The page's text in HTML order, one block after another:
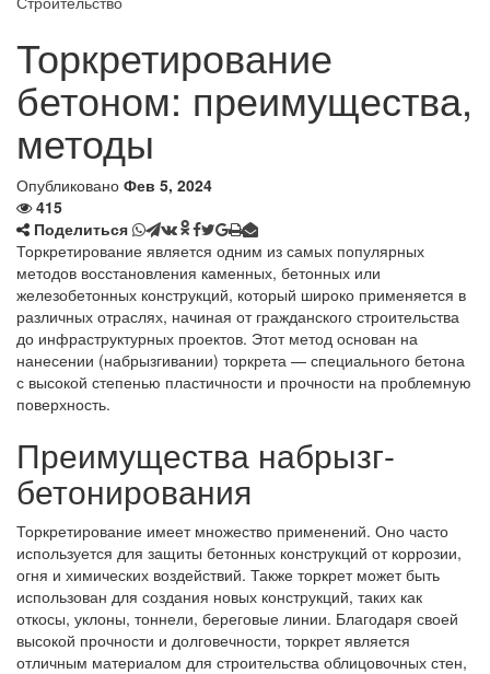
Торкретирование
бетоном: преимущества,
методы
Опубликовано Фев 5, 2024
415
Поделиться
Торкретирование является одним из самых популярных
методов восстановления каменных, бетонных или
железобетонных конструкций, который широко применяется в
различных отраслях, начиная от гражданского строительства
до инфраструктурных проектов. Этот метод основан на
нанесении (набрызгивании) торкрета — специального бетона
с высокой степенью пластичности и прочности на проблемную
поверхность.
Преимущества набрызг-
бетонирования
Торкретирование имеет множество применений. Оно часто
используется для защиты бетонных конструкций от коррозии,
огня и химических воздействий. Также торкрет может быть
использован для создания новых конструкций, таких как
откосы, уклоны, тоннели, береговые линии. Благодаря своей
высокой прочности и долговечности, торкрет является
отличным материалом для строительства облицовочных стен,